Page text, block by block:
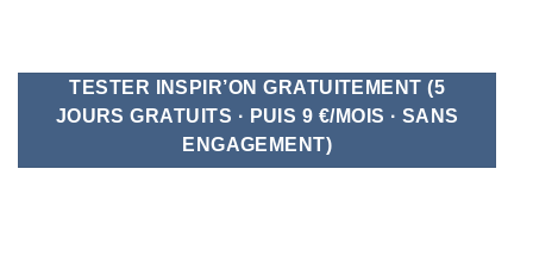
TESTER INSPIR’ON GRATUITEMENT (5
JOURS GRATUITS · PUIS 9 €/MOIS · SANS
ENGAGEMENT)